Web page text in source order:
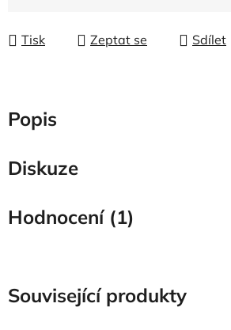
Tisk Zeptat se Sdílet
Popis
Diskuze
Hodnocení (1)
Související produkty